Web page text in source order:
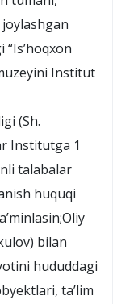
joylashgan
Institut
(Sh.
Institutga 1
talabalar
huquqi
bilan
hududdagi
ta’lim